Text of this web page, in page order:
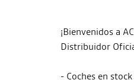
¡Bienvenidos a
Distribuidor
- Coches en